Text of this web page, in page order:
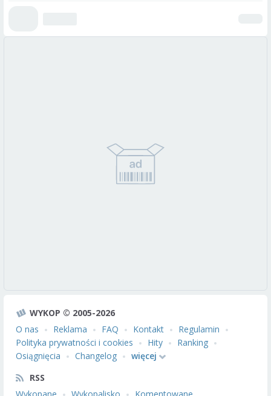
WYKOP © 2005-2026
O nas
Reklama FAQ Kontakt
Regulamin
Polityka prywatności i cookies
Hity
Ranking
Osiągnięcia
Changelog
więcej
RSS